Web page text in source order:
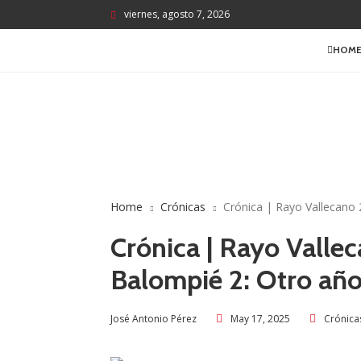
viernes, agosto 7, 2026
HOME
Home Crónicas Crónica | Rayo
Crónica | Rayo
Balompié 2: Otro
José Antonio Pérez May 17, 2025